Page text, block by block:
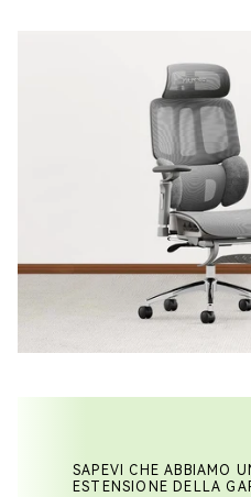
SAPEVI CHE ABBIAMO
ESTENSIONE DELLA